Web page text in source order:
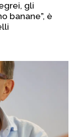
gli
banane”, è